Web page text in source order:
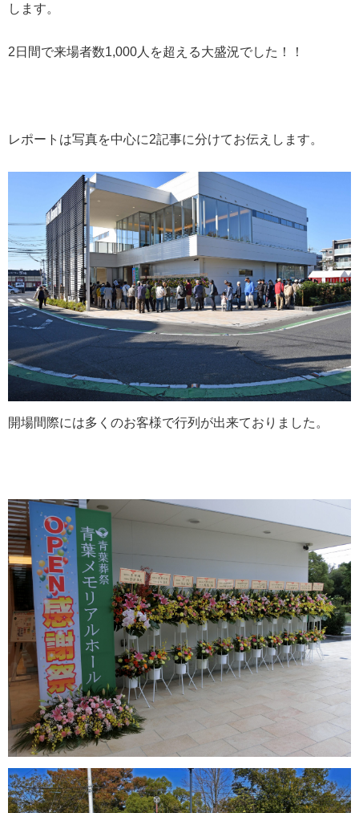
します。
2日間で来場者数1,000人を超える大盛況でした！！
レポートは写真を中心に2記事に分けてお伝えします。
開場間際には多くのお客様で行列が出来ておりました。